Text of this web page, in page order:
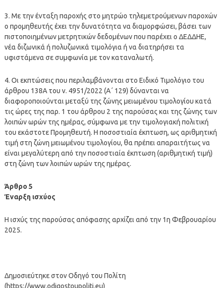
3. Με την ένταξη παροχής στο μητρώο τηλεμετρούμενων παροχών
ο προμηθευτής έχει την δυνατότητα να διαμορφώσει, βάσει των
πιστοποιημένων μετρητικών δεδομένων που παρέχει ο ΔΕΔΔΗΕ,
νέα διζωνικά ή πολυζωνικά τιμολόγια ή να διατηρήσει τα
υφιστάμενα σε συμφωνία με τον καταναλωτή.
4. Οι εκπτώσεις που περιλαμβάνονται στο Ειδικό Τιμολόγιο του
άρθρου 138Α του ν. 4951/2022 (Α΄ 129) δύνανται να
διαφοροποιούνται μεταξύ της ζώνης μειωμένου τιμολογίου κατά
τις ώρες της παρ. 1 του άρθρου 2 της παρούσας και της ζώνης των
λοιπών ωρών της ημέρας, σύμφωνα με την τιμολογιακή πολιτική
του εκάστοτε Προμηθευτή. Η ποσοστιαία έκπτωση, ως αριθμητική
τιμή στη ζώνη μειωμένου τιμολογίου, θα πρέπει απαραιτήτως να
είναι μεγαλύτερη από την ποσοστιαία έκπτωση (αριθμητική τιμή)
στη ζώνη των λοιπών ωρών της ημέρας.
Άρθρο 5
Έναρξη ισχύος
Η ισχύς της παρούσας απόφασης αρχίζει από την 1η Φεβρουαρίου
2025.
Δημοσιεύτηκε στον Οδηγό του Πολίτη
(https://www.odigostoupoliti.eu)